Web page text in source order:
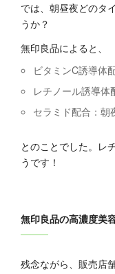
では、朝昼夜どのタ
うか？
無印良品によると、
ビタミンC誘導体
レチノール誘導体
セラミド配合：朝
とのことでした。レ
うです！
無印良品の高濃度美
残念ながら、販売店